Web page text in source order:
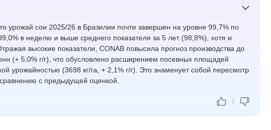
урожай сои 2025/26 в Бразилии почти завершен на уровне 99,7% по
в неделю и выше среднего показателя за 5 лет (98,8%), хотя и
высокие показатели, CONAB повысила прогноз производства до
(+ 5,0% г/г), что обусловлено расширением посевных площадей
урожайностью (3698 кг/га, + 2,1% г/г). Это знаменует собой пересмотр
с предыдущей оценкой.